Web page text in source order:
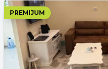
PREMIJUM